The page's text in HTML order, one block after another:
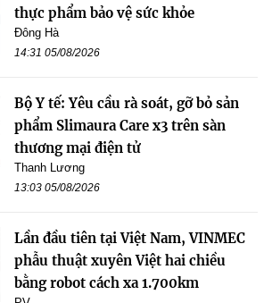
thực phẩm bảo vệ sức khỏe
Đông Hà
14:31 05/08/2026
Bộ Y tế: Yêu cầu rà soát, gỡ bỏ sản
phẩm Slimaura Care x3 trên sàn
thương mại điện tử
Thanh Lương
13:03 05/08/2026
Lần đầu tiên tại Việt Nam, VINMEC
phẫu thuật xuyên Việt hai chiều
bằng robot cách xa 1.700km